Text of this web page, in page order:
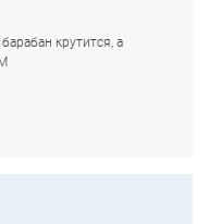
крутится, а